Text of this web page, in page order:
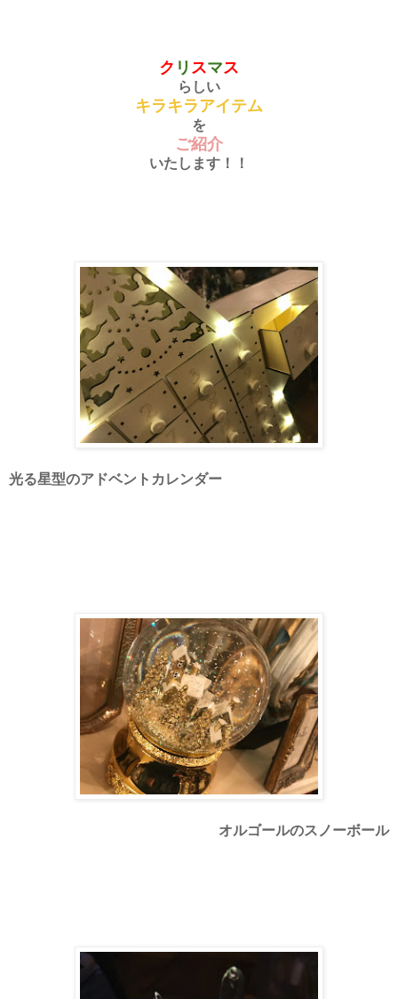
ク リ スマス
らしい
キラキラアイテム
を
ご紹介
いたします！！
光る星型のアドベントカレンダー
オルゴールのスノーボール